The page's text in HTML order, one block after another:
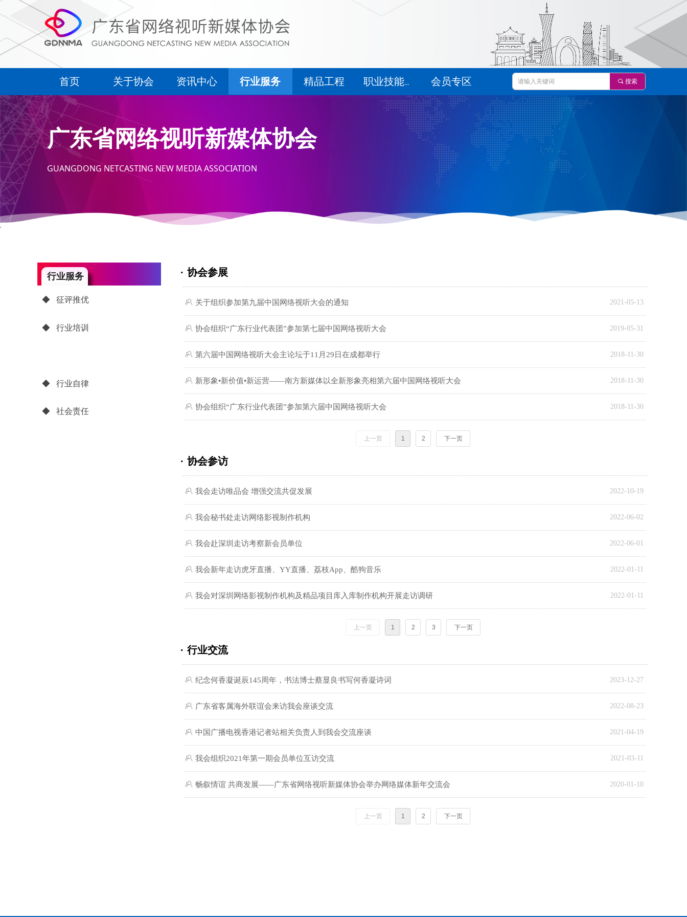
끠 搜索
首页
首页
关于协会 资讯中心 行业服务 精品工程 职业技能等级认定
职业技能等级认定
会员专区
会员专区
· 协会参展
2021-05-13
ꁘ 关于组织参加第九届中国网络视听大会的通知
2019-05-31
ꁘ 协会组织“广东行业代表团”参加第七届中国网络视听大会
2018-11-30
ꁘ 第六届中国网络视听大会主论坛于11月29日在成都举行
2018-11-30
ꁘ 新形象•新价值•新运营——南方新媒体以全新形象亮相第六届中国网络视听大会
2018-11-30
ꁘ 协会组织“广东行业代表团”参加第六届中国网络视听大会
上一页 1 2 下一页
◆ 征评推优
◆ 征评推优
◆ 行业培训
◆ 交流合作
◆ 行业自律
◆ 行业自律
◆ 社会责任
行业服务
· 协会参访
2022-10-19
ꁘ 我会走访唯品会 增强交流共促发展
2022-06-02
ꁘ 我会秘书处走访网络影视制作机构
2022-06-01
ꁘ 我会赴深圳走访考察新会员单位
2022-01-11
ꁘ 我会新年走访虎牙直播、YY直播、荔枝App、酷狗音乐
2022-01-11
ꁘ 我会对深圳网络影视制作机构及精品项目库入库制作机构开展走访调研
上一页 1 2 3 下一页
· 行业交流
2023-12-27
ꁘ 纪念何香凝诞辰145周年，书法博士蔡显良书写何香凝诗词
2022-08-23
ꁘ 广东省客属海外联谊会来访我会座谈交流
2021-04-19
ꁘ 中国广播电视香港记者站相关负责人到我会交流座谈
2021-03-11
ꁘ 我会组织2021年第一期会员单位互访交流
2020-01-10
ꁘ 畅叙情谊 共商发展——广东省网络视听新媒体协会举办网络媒体新年交流会
上一页 1 2 下一页
广东省网络视听新媒体协会
GUANGDONG NETCASTING NEW MEDIA ASSOCIATION